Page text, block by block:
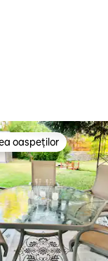
9 recenzii
topul categoriei
oaspeților